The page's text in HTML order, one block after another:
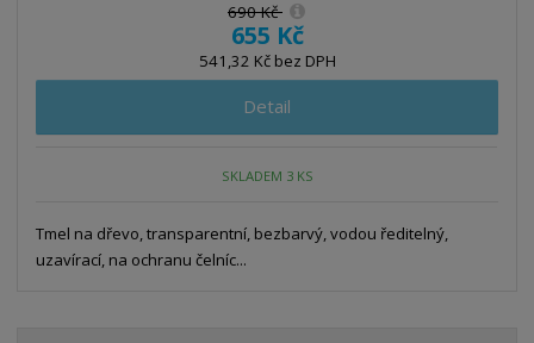
690 Kč
655 Kč
541,32 Kč bez DPH
Detail
SKLADEM 3 KS
Tmel na dřevo, transparentní, bezbarvý, vodou ředitelný,
uzavírací, na ochranu čelníc...